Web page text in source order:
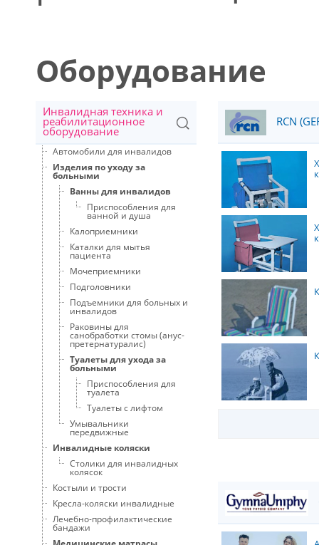
Оборудование
Инвалидная техника и
реабилитационное
оборудование
Автомобили для инвалидов
Изделия по уходу за
больными
Ванны для инвалидов
Приспособления для
ванной и душа
Калоприемники
Каталки для мытья
пациента
Мочеприемники
Подголовники
Подъемники для больных и
инвалидов
Раковины для
санобработки стомы (анус-
претернатуралис)
Туалеты для ухода за
больными
Приспособления для
туалета
Туалеты с лифтом
Умывальники
передвижные
Инвалидные коляски
Столики для инвалидных
колясок
Костыли и трости
Кресла-коляски инвалидные
Лечебно-профилактические
бандажи
RCN